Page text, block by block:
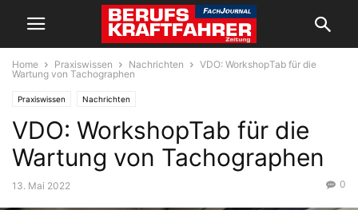
Home Praxiswissen Nachrichten
VDO: WorkshopTab für die
Wartung von Tachographen
Praxiswissen Nachrichten
VDO: WorkshopTab für die
Wartung von Tachographen
13. Mai 2022 0